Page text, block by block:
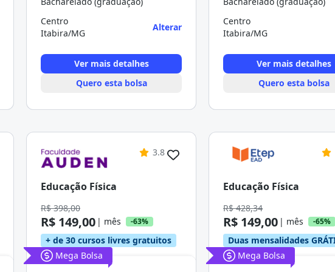
Centro
Itabira/MG
Alterar
Ver mais detalhes
Quero esta bolsa
Centro
Itabira/MG
Ver mais detalhes
Quero esta bolsa
3.8
Educação Física
R$ 398,00
R$ 149,00 | mês -63%
+ de 30 cursos livres gratuitos
Mega Bolsa
Educação Física
R$ 428,34
R$ 149,00 | mês -65%
Duas mensalidades
Mega Bolsa